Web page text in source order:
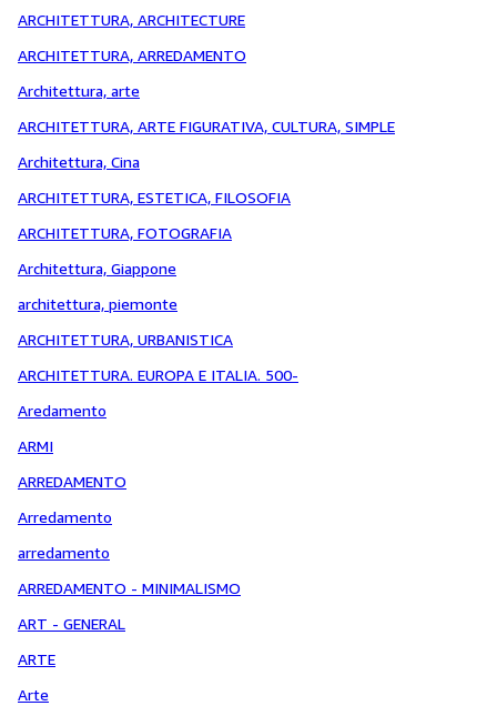
ARCHITETTURA, ARCHITECTURE
ARCHITETTURA, ARREDAMENTO
Architettura, arte
ARCHITETTURA, ARTE FIGURATIVA, CULTURA, SIMPLE
Architettura, Cina
ARCHITETTURA, ESTETICA, FILOSOFIA
ARCHITETTURA, FOTOGRAFIA
Architettura, Giappone
architettura, piemonte
ARCHITETTURA, URBANISTICA
ARCHITETTURA. EUROPA E ITALIA. 500-
Aredamento
ARMI
ARREDAMENTO
Arredamento
arredamento
ARREDAMENTO - MINIMALISMO
ART - GENERAL
ARTE
Arte